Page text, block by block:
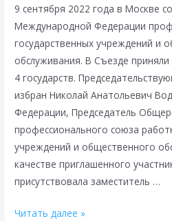
9 сентября 2022 года в Москве
Международной Федерации
государственных учреждений и
обслуживания. В Съезде приняли
4 государств.
избран Николай Анатольевич
Федерации, Председатель
профессионального союза
учреждений и общественного
качестве приглашенного
присутствовала заместитель …
VIII
Читать далее »